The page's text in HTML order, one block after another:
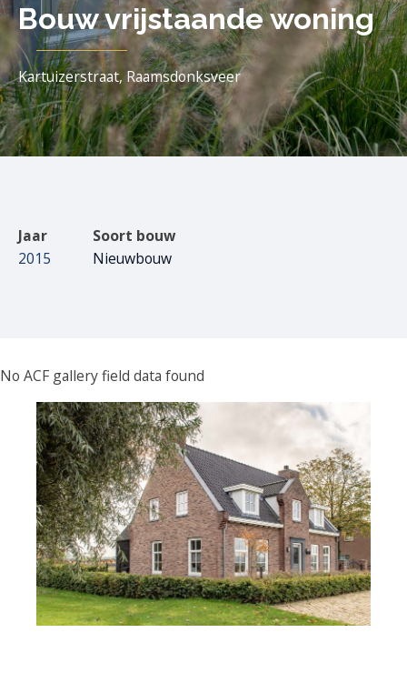
Bouw vrijstaande woning
Kartuizerstraat, Raamsdonksveer
Jaar
2015
Soort bouw
Nieuwbouw
No ACF gallery field data found